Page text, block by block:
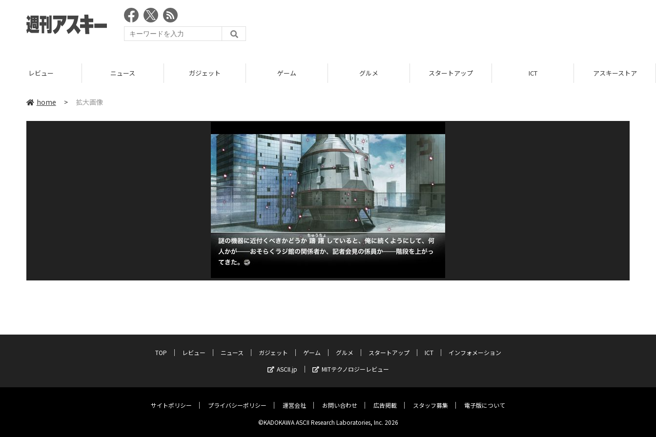
レビュー ニュース ガジェット ゲーム グルメ スタートアップ ICT アスキーストア
home > 拡大画像
TOP レビュー ニュース ガジェット ゲーム グルメ スタートアップ ICT
インフォメーション
ASCII.jp
MITテクノロジーレビュー
サイトポリシー プライバシーポリシー 運営会社 お問い合わせ 広告掲載 スタッフ募集 電子版について
©KADOKAWA ASCII Research Laboratories, Inc. 2026